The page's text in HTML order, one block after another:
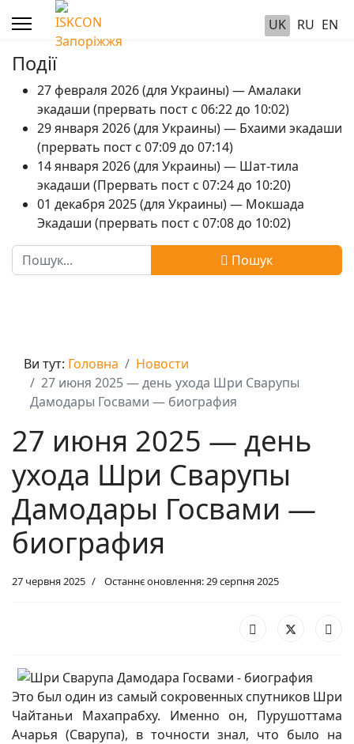
UK RU EN
Події
27 февраля 2026 (для Украины) — Амалаки
экадаши (прервать пост с 06:22 до 10:02)
29 января 2026 (для Украины) — Бхаими экадаши
(прервать пост с 07:09 до 07:14)
14 января 2026 (для Украины) — Шат-тила
экадаши (Прервать пост с 07:24 до 10:20)
01 декабря 2025 (для Украины) — Мокшада
Экадаши (прервать пост с 07:08 до 10:02)
Пошук
Пошук
Ви тут: Головна
Новости
27 июня 2025 — день ухода Шри Сварупы
Дамодары Госвами — биография
27 июня 2025 — день
ухода Шри Сварупы
Дамодары Госвами —
биография
27 червня 2025 Останнє оновлення: 29 серпня 2025
Это был один из самый сокровенных спутников Шри
Чайтаньи Махапрабху. Именно он, Пурушоттама
Ачарья (Сварупа), в точности знал, что было на